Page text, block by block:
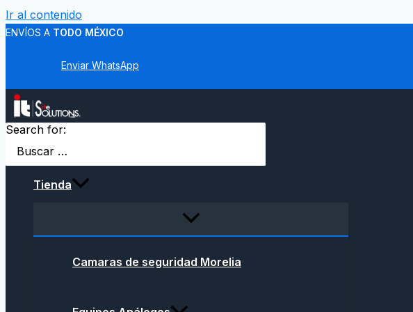
Ir al contenido
ENVÍOS A TODO MÉXICO
Enviar WhatsApp
Search for:
Tienda
Camaras de seguridad Morelia